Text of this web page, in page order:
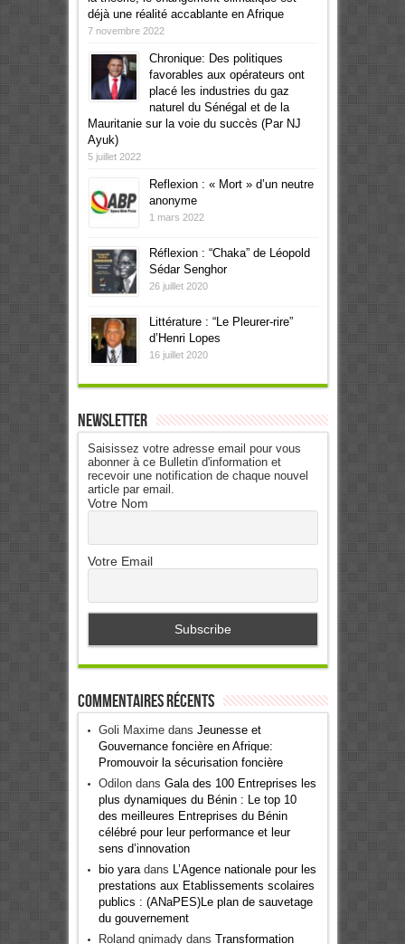
déjà une réalité accablante en Afrique
7 novembre 2022
Chronique: Des politiques
favorables aux opérateurs ont
placé les industries du gaz
naturel du Sénégal et de la
Mauritanie sur la voie du succès (Par NJ
Ayuk)
5 juillet 2022
Reflexion : « Mort » d’un neutre
anonyme
1 mars 2022
Réflexion : “Chaka” de Léopold
Sédar Senghor
26 juillet 2020
Littérature : “Le Pleurer-rire”
d’Henri Lopes
16 juillet 2020
Newsletter
Saisissez votre adresse email pour vous
abonner à ce Bulletin d'information et
recevoir une notification de chaque nouvel
article par email.
Votre Nom
Votre Email
Commentaires récents
Goli Maximedans Jeunesse et
Gouvernance foncière en Afrique:
Promouvoir la sécurisation foncière
Odilondans Gala des 100 Entreprises les
plus dynamiques du Bénin : Le top 10
des meilleures Entreprises du Bénin
célébré pour leur performance et leur
sens d’innovation
bio yaradans L’Agence nationale pour les
prestations aux Etablissements scolaires
publics : (ANaPES)Le plan de sauvetage
du gouvernement
Roland gnimadydans Transformation